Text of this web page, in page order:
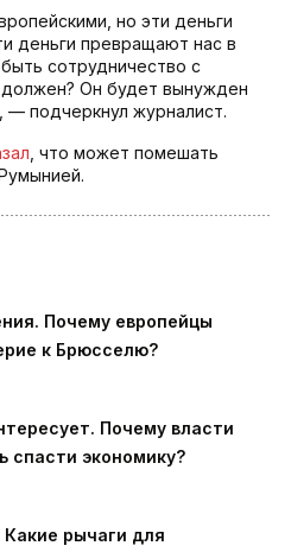
но эти деньги
деньги превращают нас в
сотрудничество с
Он будет вынужден
— подчеркнул журналист.
, что может помешать
Почему европейцы
к Брюсселю?
Почему власти
спасти экономику?
рычаги для